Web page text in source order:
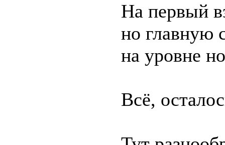
На первый
но главную
на уровне
Всё,